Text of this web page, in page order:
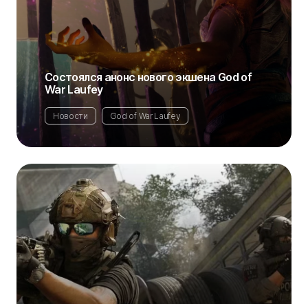
Состоялся анонс нового экшена God of
War Laufey
Новости God of War Laufey